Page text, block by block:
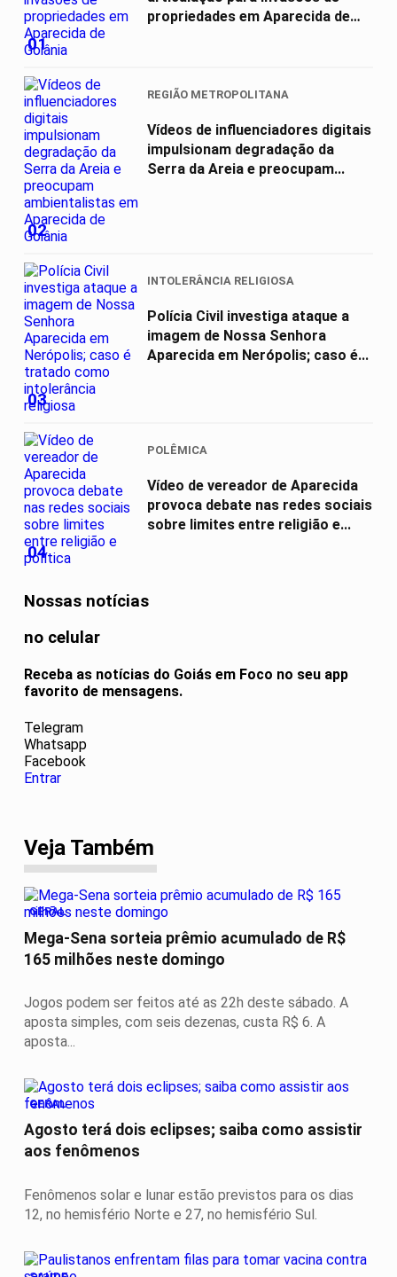
01
propriedades em Aparecida de
02
REGIÃO METROPOLITANA
Vídeos de influenciadores digitais
impulsionam degradação da
Serra da Areia e preocupam...
03
INTOLERÂNCIA RELIGIOSA
Polícia Civil investiga ataque a
imagem de Nossa Senhora
Aparecida em Nerópolis; caso é...
04
POLÊMICA
Vídeo de vereador de Aparecida
provoca debate nas redes sociais
sobre limites entre religião e...
Nossas notícias
no celular
Receba as notícias do Goiás em Foco no seu app
favorito de mensagens.
Telegram
Whatsapp
Facebook
Entrar
Veja Também
GERAL
Mega-Sena sorteia prêmio acumulado de R$
165 milhões neste domingo
Jogos podem ser feitos até as 22h deste sábado. A
aposta simples, com seis dezenas, custa R$ 6. A
aposta...
GERAL
Agosto terá dois eclipses; saiba como assistir
aos fenômenos
Fenômenos solar e lunar estão previstos para os dias
12, no hemisfério Norte e 27, no hemisfério Sul.